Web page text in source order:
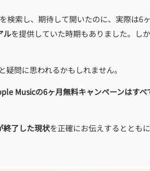
検索し、期待して開いたのに、実際は6
ルを提供していた時期もありました。し
疑問に思われるかもしれません。
Musicの6ヶ月無料キャンペーンはすべ
終了した現状を正確にお伝えするとともに